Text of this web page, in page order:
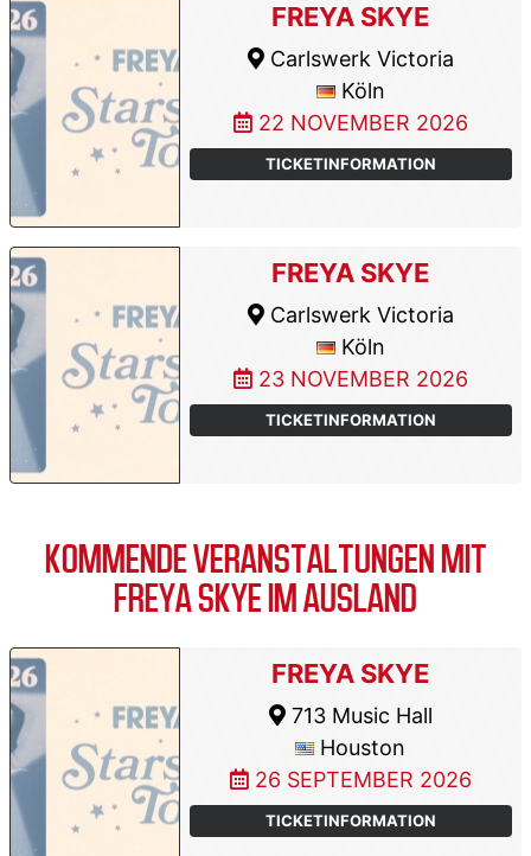
FREYA SKYE
Carlswerk Victoria
Köln
22 NOVEMBER 2026
TICKETINFORMATION
FREYA SKYE
Carlswerk Victoria
Köln
23 NOVEMBER 2026
TICKETINFORMATION
KOMMENDE VERANSTALTUNGEN MIT
FREYA SKYE IM AUSLAND
FREYA SKYE
713 Music Hall
Houston
26 SEPTEMBER 2026
TICKETINFORMATION